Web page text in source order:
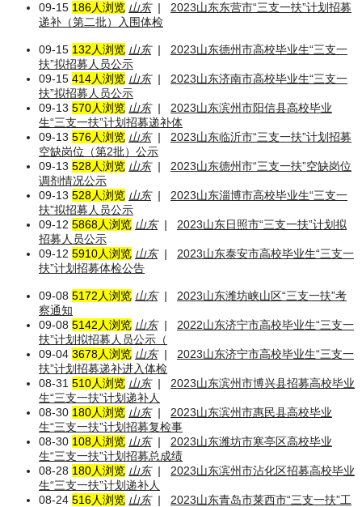
09-15 186人浏览 山东|
2023山东东营市“三支一扶”计划招募
递补（第二批）入围体检
09-15 132人浏览 山东|
2023山东德州市高校毕业生“三支一
扶”拟招募人员公示
09-15 414人浏览 山东|
2023山东济南市高校毕业生“三支一
扶”拟招募人员公示
09-13 570人浏览 山东|
2023山东滨州市阳信县高校毕业
生“三支一扶”计划招募递补体
09-13 576人浏览 山东|
2023山东临沂市“三支一扶”计划招募
空缺岗位（第2批）公示
09-13 528人浏览 山东|
2023山东德州市“三支一扶”空缺岗位
调剂情况公示
09-13 528人浏览 山东|
2023山东淄博市高校毕业生“三支一
扶”拟招募人员公示
09-12 5868人浏览 山东|
2023山东日照市“三支一扶”计划拟
招募人员公示
09-12 5910人浏览 山东|
2023山东泰安市高校毕业生“三支一
扶”计划招募体检公告
09-08 5172人浏览 山东|
2023山东潍坊峡山区“三支一扶”考
察通知
09-08 5142人浏览 山东|
2022山东济宁市高校毕业生“三支一
扶”计划拟招募人员公示（
09-04 3678人浏览 山东|
2023山东济宁市高校毕业生“三支一
扶”计划招募递补进入体检
08-31 510人浏览 山东|
2023山东滨州市博兴县招募高校毕业
生“三支一扶”计划递补人
08-30 180人浏览 山东|
2023山东滨州市惠民县高校毕业
生“三支一扶”计划招募复检事
08-30 108人浏览 山东|
2023山东潍坊市寒亭区高校毕业
生“三支一扶”计划招募总成绩
08-28 180人浏览 山东|
2023山东滨州市沾化区招募高校毕业
生“三支一扶”计划递补人
08-24 516人浏览 山东|
2023山东青岛市莱西市“三支一扶”工